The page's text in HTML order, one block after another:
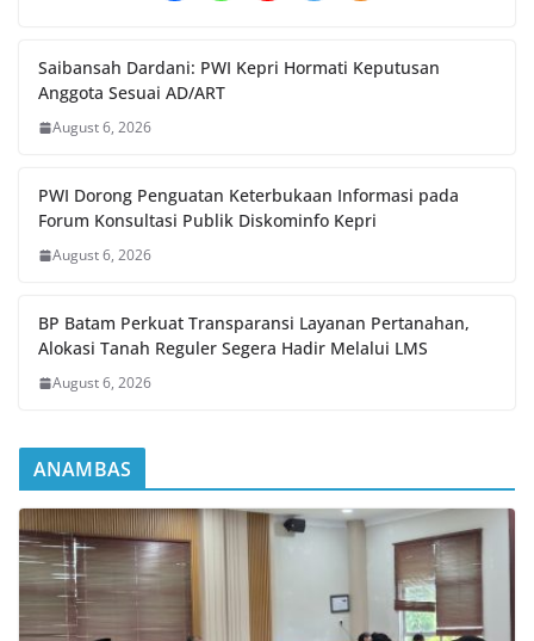
Saibansah Dardani: PWI Kepri Hormati Keputusan
Anggota Sesuai AD/ART
August 6, 2026
PWI Dorong Penguatan Keterbukaan Informasi pada
Forum Konsultasi Publik Diskominfo Kepri
August 6, 2026
BP Batam Perkuat Transparansi Layanan Pertanahan,
Alokasi Tanah Reguler Segera Hadir Melalui LMS
August 6, 2026
ANAMBAS